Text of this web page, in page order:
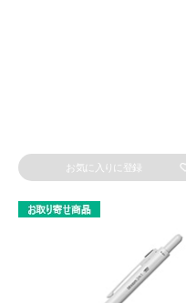
お気に入りに登録